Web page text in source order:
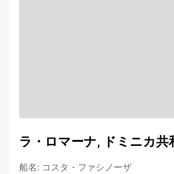
ラ・ロマーナ, ドミニカ共
船名: コスタ・ファシノーザ